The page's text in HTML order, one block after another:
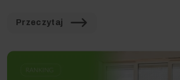
Przeczytaj